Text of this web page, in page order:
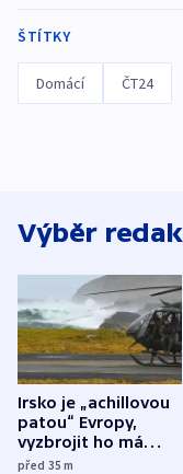
ŠTÍTKY
Domácí ČT24
Výběr
Irsko je „achillovou
patou“ Evropy,
vyzbrojit ho má
Francie
před 35m